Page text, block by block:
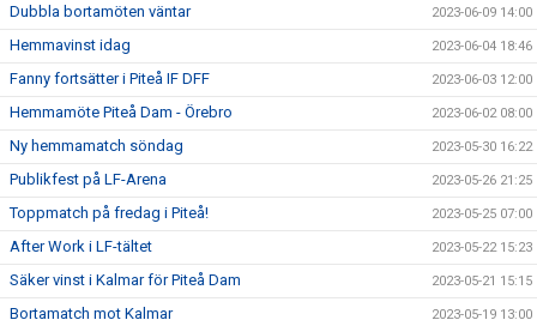
Dubbla bortamöten väntar 2023-06-09 14:00
Hemmavinst idag 2023-06-04 18:46
Fanny fortsätter i Piteå IF DFF 2023-06-03 12:00
Hemmamöte Piteå Dam - Örebro 2023-06-02 08:00
Ny hemmamatch söndag 2023-05-30 16:22
Publikfest på LF-Arena 2023-05-26 21:25
Toppmatch på fredag i Piteå! 2023-05-25 07:00
After Work i LF-tältet 2023-05-22 15:23
Säker vinst i Kalmar för Piteå Dam 2023-05-21 15:15
Bortamatch mot Kalmar 2023-05-19 13:00